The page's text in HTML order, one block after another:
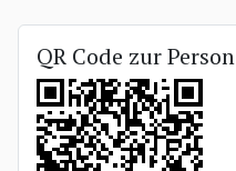
QR Code zur Person